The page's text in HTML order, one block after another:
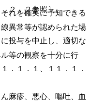
れを確実に予知できる
投与を中止し、適切な
．１．１、１１．１．
麻疹、悪心、嘔吐、血
２．２参照〕。
異常等が認められた場
等の観察を十分に行